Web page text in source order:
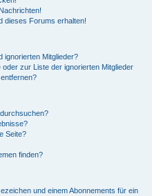
dieses Forums erhalten!
ignorierten Mitglieder?
zur Liste der ignorierten Mitglieder
Seite?
finden?
und einem Abonnements für ein